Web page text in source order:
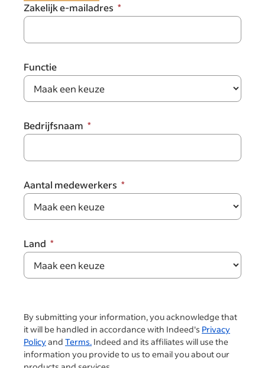
Zakelijk e-mailadres
Functie
Bedrijfsnaam
Aantal medewerkers
Land
By submitting your information, you acknowledge that
it will be handled in accordance with Indeed's Privacy
Policyand Terms. Indeed and its affiliates will use the
information you provide to us to email you about our